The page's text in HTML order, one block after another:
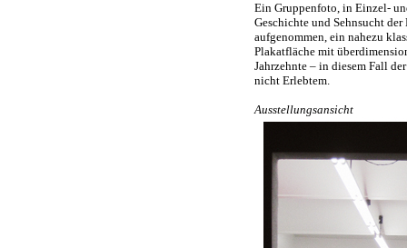
Ein Gruppenfoto, in Einzel-
Geschichte und Sehnsucht
aufgenommen, ein nahezu
Plakatfläche mit
Jahrzehnte – in diesem Fall
nicht Erlebtem.
Ausstellungsansicht